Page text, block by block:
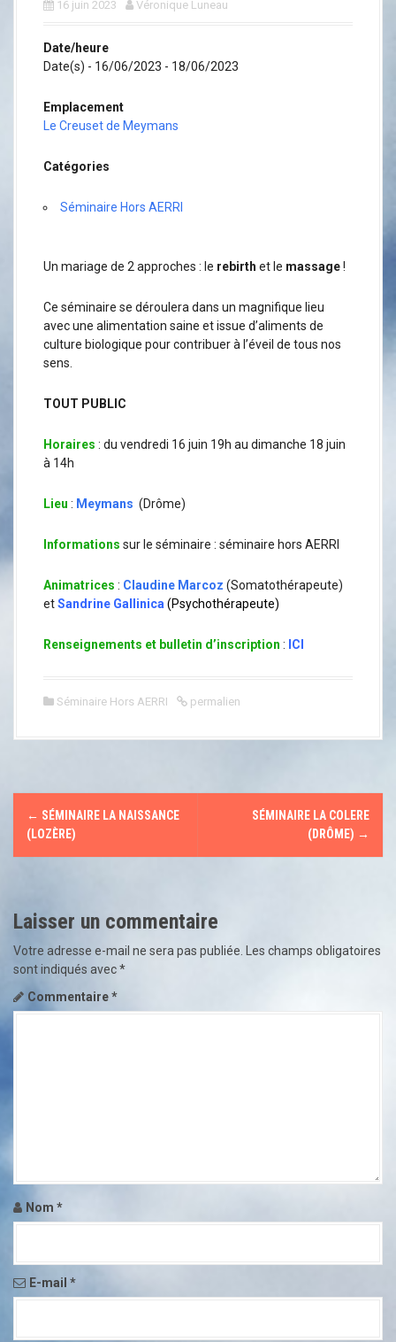
16 juin 2023 Véronique Luneau
Date/heure
Date(s) - 16/06/2023 - 18/06/2023
Emplacement
Le Creuset de Meymans
Catégories
Séminaire Hors AERRI
Un mariage de 2 approches : le rebirth et le massage!
Ce séminaire se déroulera dans un magnifique lieu
avec une alimentation saine et issue d’aliments de
culture biologique pour contribuer à l’éveil de tous nos
sens.
TOUT PUBLIC
Horaires : du vendredi 16 juin 19h au dimanche 18 juin
à 14h
Lieu : Meymans (Drôme)
Informations sur le séminaire : séminaire hors AERRI
Animatrices : Claudine Marcoz (Somatothérapeute)
etSandrine Gallinica (Psychothérapeute)
Renseignements et bulletin d’inscription : ICI
Séminaire Hors AERRI permalien
N
i
g
a
t
e
l
'
a
← SÉMINAIRE LA NAISSANCE
(LOZÈRE)
SÉMINAIRE LA COLERE
(DRÔME) →
Laisser un commentaire
Votre adresse e-mail ne sera pas publiée.
Les champs obligatoires
sont indiqués avec*
Commentaire*
Nom *
E-mail *